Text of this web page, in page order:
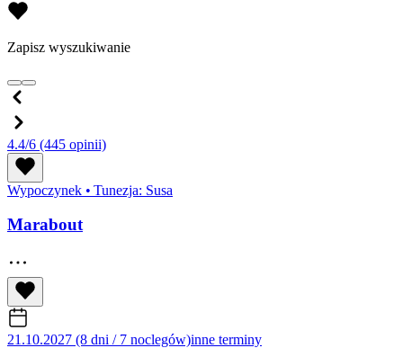
Zapisz wyszukiwanie
4.4/6 (445 opinii)
Wypoczynek • Tunezja: Susa
Marabout
21.10.2027 (8 dni / 7 noclegów)inne terminy